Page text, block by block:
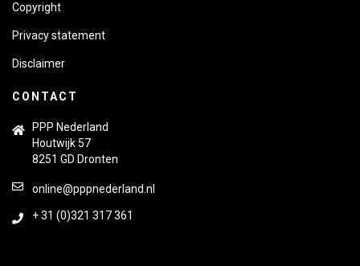
Copyright
Privacy statement
Disclaimer
CONTACT
PPP Nederland
Houtwijk 57
8251 GD Dronten
online@pppnederland.nl
+ 31 (0)321 317 361